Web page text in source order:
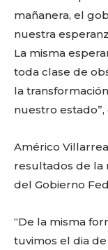
mañanera, el
nuestra
La misma
toda clase de
la
nuestro estado”,
Américo
resultados de la
del Gobierno
“De la misma
tuvimos el dia